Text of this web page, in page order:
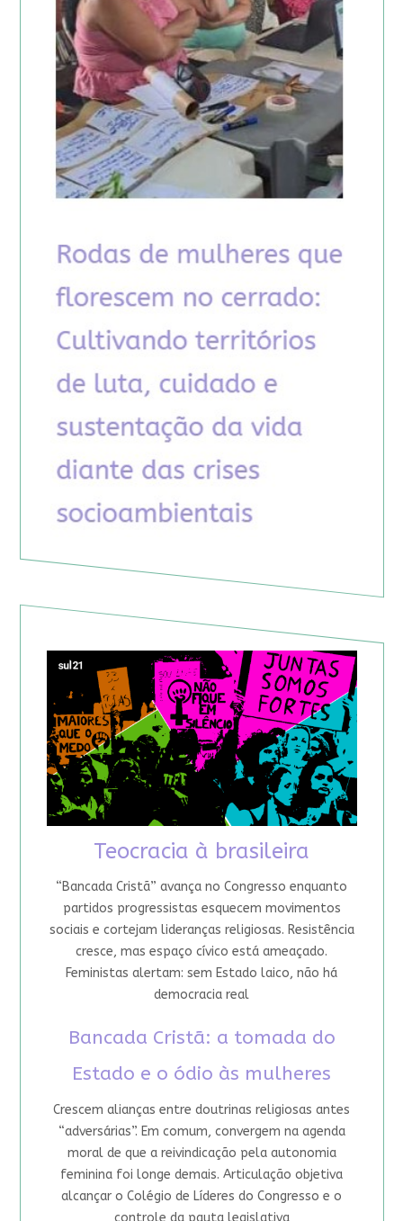
Teocracia à brasileira
“Bancada Cristã” avança no Congresso enquanto
partidos progressistas esquecem movimentos
sociais e cortejam lideranças religiosas. Resistência
cresce, mas espaço cívico está ameaçado.
Feministas alertam: sem Estado laico, não há
democracia real
Bancada Cristã: a tomada do
Estado e o ódio às mulheres
Crescem alianças entre doutrinas religiosas antes
“adversárias”. Em comum, convergem na agenda
moral de que a reivindicação pela autonomia
feminina foi longe demais. Articulação objetiva
alcançar o Colégio de Líderes do Congresso e o
controle da pauta legislativa